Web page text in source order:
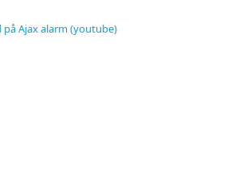
Ajax alarm (youtube)